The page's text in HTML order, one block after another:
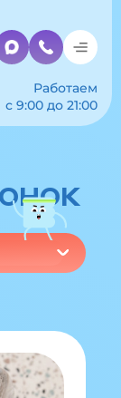
Работаем
с 9:00 до 21:00